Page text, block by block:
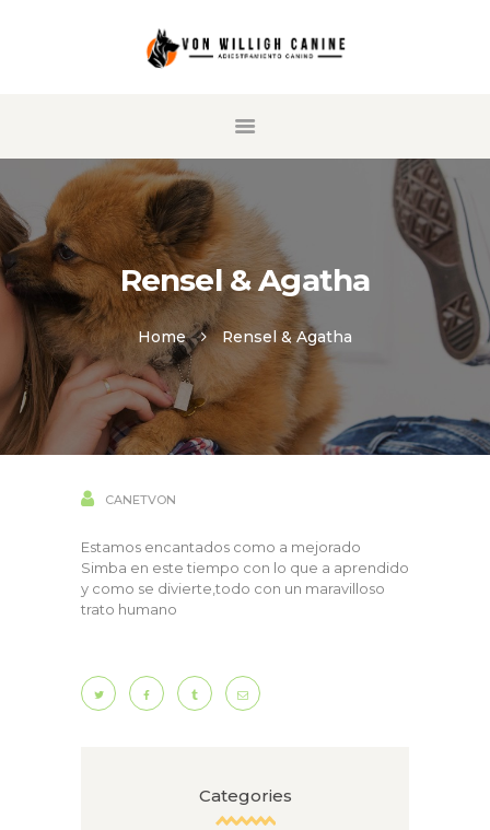
Rensel & Agatha
Home Rensel & Agatha
SERVICIOS
NUESTRO SISTEMA
SOBRE NOSOTROS
AGENDE SU CITA
CONTÁCTANOS
CANETVON
Estamos encantados como a mejorado
Simba en este tiempo con lo que a aprendido
y como se divierte,todo con un maravilloso
trato humano
Categories